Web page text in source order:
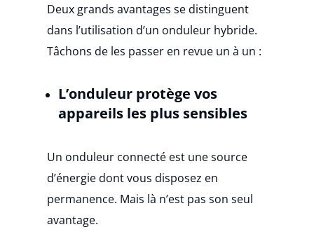
Deux grands avantages se distinguent
dans l’utilisation d’un onduleur hybride.
Tâchons de les passer en revue un à un :
L’onduleur protège vos
appareils les plus sensibles
Un onduleur connecté est une source
d’énergie dont vous disposez en
permanence. Mais là n’est pas son seul
avantage.